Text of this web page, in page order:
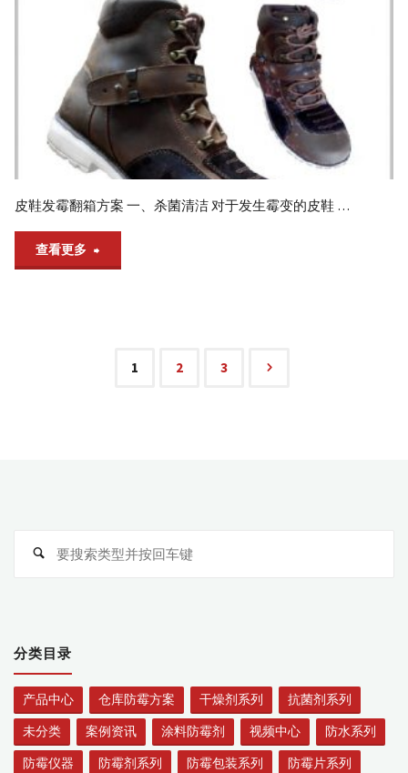
方
案"
皮鞋发霉翻箱方案 一、杀菌清洁 对于发生霉变的皮鞋 …
查看更多
航
1 2 3
搜
分类目录
产品中心 仓库防霉方案 干燥剂系列
抗菌剂系列
未分类
案例资讯 涂料防霉剂 视频中心
防水系列
防霉仪器
防霉剂系列 防霉包装系列
防霉片系列